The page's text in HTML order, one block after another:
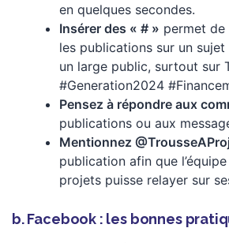
en quelques secondes.
Insérer des « # » permet
les publications sur un sujet
un large public, surtout sur
#Generation2024
Pensez à répondre aux
publications ou aux
Mentionnez
publication afin que
projets puisse relayer sur
b. Facebook : les bonnes